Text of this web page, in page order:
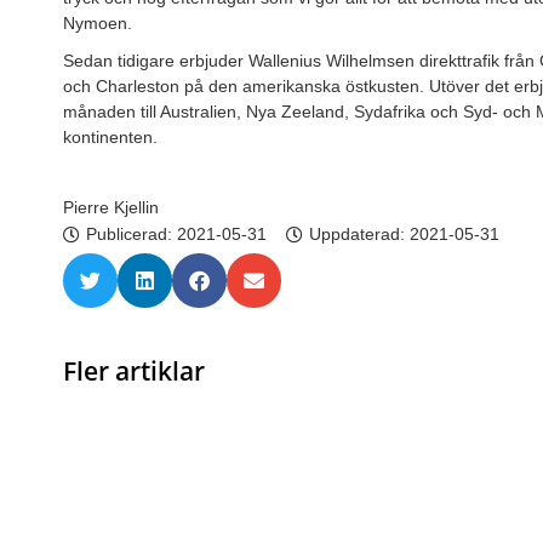
Nymoen.
Sedan tidigare erbjuder Wallenius Wilhelmsen direkttrafik
och Charleston på den amerikanska östkusten. Utöver det
månaden till Australien, Nya Zeeland, Sydafrika och Syd- och
kontinenten.
Pierre Kjellin
Publicerad: 2021-05-31 Uppdaterad: 2021-05-31
Fler artiklar